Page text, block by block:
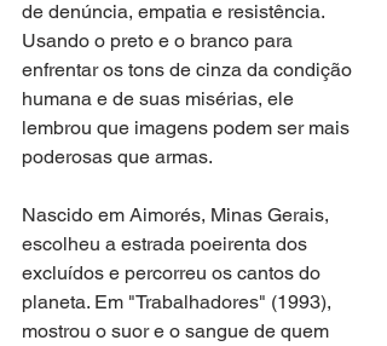
de denúncia, empatia e resistência.
Usando o preto e o branco para
enfrentar os tons de cinza da condição
humana e de suas misérias, ele
lembrou que imagens podem ser mais
poderosas que armas.
Nascido em Aimorés, Minas Gerais,
escolheu a estrada poeirenta dos
excluídos e percorreu os cantos do
planeta. Em "Trabalhadores" (1993),
mostrou o suor e o sangue de quem